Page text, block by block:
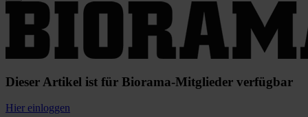
Dieser Artikel ist für Biorama-Mitglieder verfügbar
Hier einloggen